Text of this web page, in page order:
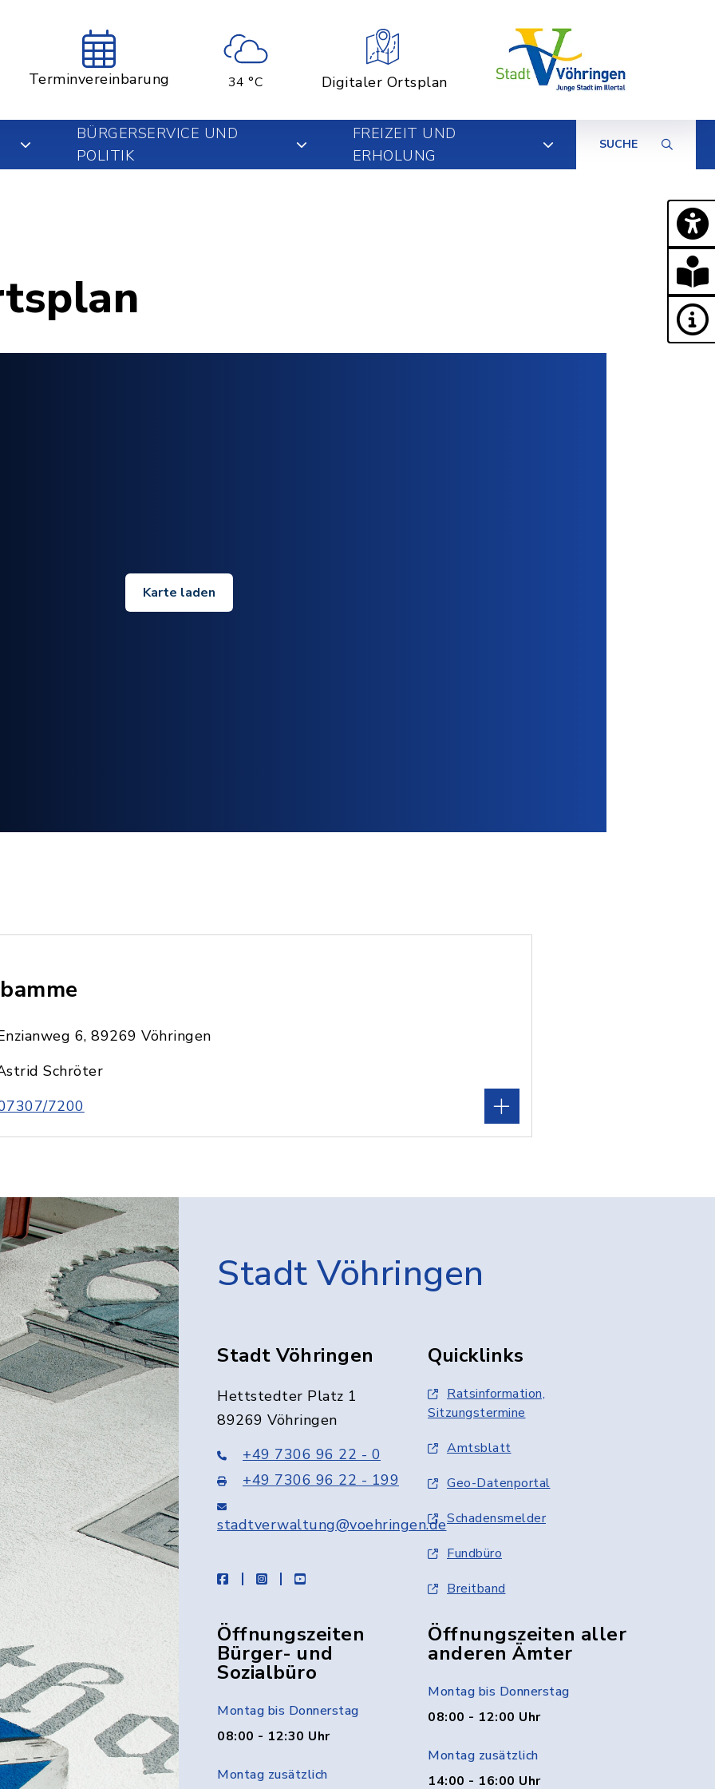
Terminvereinbarung 34 °C Digitaler Ortsplan
BÜRGERSERVICE UND
POLITIK
FREIZEIT UND
ERHOLUNG
SUCHE
Karte laden
6, 89269 Vöhringen
Schröter
7200
Stadt Vöhringen
Stadt Vöhringen
Hettstedter Platz 1
89269 Vöhringen
+49 7306 96 22 - 0
+49 7306 96 22 - 199
stadtverwaltung@voehringen.de
facebookinstagramyoutube
Quicklinks
Ratsinformation,
Sitzungstermine
Amtsblatt
Geo-Datenportal
Schadensmelder
Fundbüro
Breitband
Öffnungszeiten
Bürger- und
Sozialbüro
Montag bis Donnerstag
08:00 - 12:30 Uhr
Montag zusätzlich
Öffnungszeiten aller
anderen Ämter
Montag bis Donnerstag
08:00 - 12:00 Uhr
Montag zusätzlich
14:00 - 16:00 Uhr